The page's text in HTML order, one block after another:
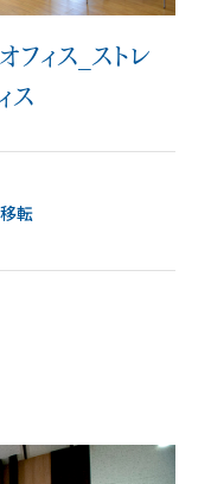
フィス_ストレ
ス
転